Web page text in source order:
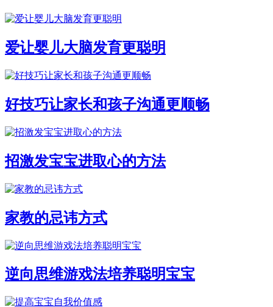
爱让婴儿大脑发育更聪明
好技巧让家长和孩子沟通更顺畅
招激发宝宝进取心的方法
家教的忌讳方式
逆向思维游戏法培养聪明宝宝